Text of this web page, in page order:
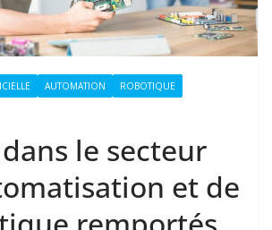
AUTOMATION
ROBOTIQUE
le secteur
et de